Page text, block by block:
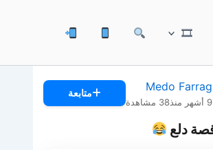
🎞
Medo Farrag
9 أشهر منذ 38 مشاهدة
متابعة
دلع